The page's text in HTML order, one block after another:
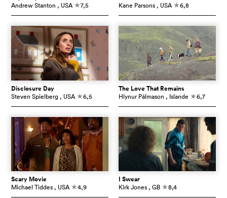
Andrew Stanton , USA c7,5 Kane Parsons , USA c6,8
Disclosure Day
Steven Spielberg , USA c6,5
The Love That Remains
Hlynur Pálmason , Islande c6,7
Scary Movie
Michael Tiddes , USA c4,9
I Swear
Kirk Jones , GB c8,4